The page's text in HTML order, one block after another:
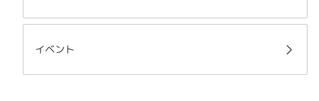
イベント